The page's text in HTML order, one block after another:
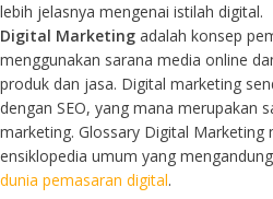
lebih jelasnya mengenai istilah digital.
Digital Marketing adalah konsep
menggunakan sarana media online
produk dan jasa. Digital marketing
dengan SEO, yang mana merupakan
marketing. Glossary Digital Marketing
ensiklopedia umum yang
dunia pemasaran digital.